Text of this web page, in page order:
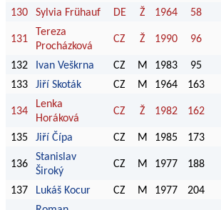
130 Sylvia Frühauf DE Ž 1964 58
131
Tereza
Procházková
CZ Ž 1990 96
132 Ivan Veškrna CZ M 1983 95
133
Jiří Skoták CZ M 1964 163
134
Lenka
Horáková
CZ Ž 1982 162
135 Jiří Čípa CZ M 1985 173
136
Stanislav
Široký
CZ M 1977 188
137 Lukáš Kocur CZ M 1977 204